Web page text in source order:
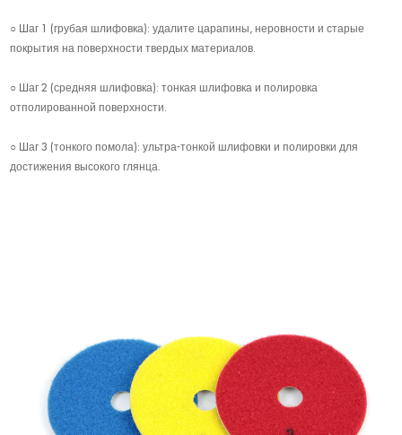
○ Шаг 1 (грубая шлифовка): удалите царапины, неровности и старые
покрытия на поверхности твердых материалов.
○ Шаг 2 (средняя шлифовка): тонкая шлифовка и полировка
отполированной поверхности.
○ Шаг 3 (тонкого помола): ультра-тонкой шлифовки и полировки для
достижения высокого глянца.